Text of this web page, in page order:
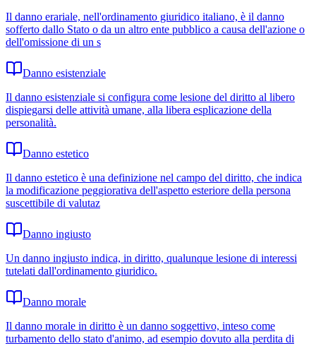
Il danno erariale, nell'ordinamento giuridico italiano, è il danno
sofferto dallo Stato o da un altro ente pubblico a causa dell'azione o
dell'omissione di un s
Danno esistenziale
Il danno esistenziale si configura come lesione del diritto al libero
dispiegarsi delle attività umane, alla libera esplicazione della
personalità.
Danno estetico
Il danno estetico è una definizione nel campo del diritto, che indica
la modificazione peggiorativa dell'aspetto esteriore della persona
suscettibile di valutaz
Danno ingiusto
Un danno ingiusto indica, in diritto, qualunque lesione di interessi
tutelati dall'ordinamento giuridico.
Danno morale
Il danno morale in diritto è un danno soggettivo, inteso come
turbamento dello stato d'animo, ad esempio dovuto alla perdita di